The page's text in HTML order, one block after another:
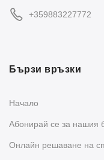
+359883227772
Бързи връзки
Начало
Абонирай се за нашия
Oнлайн решаване на